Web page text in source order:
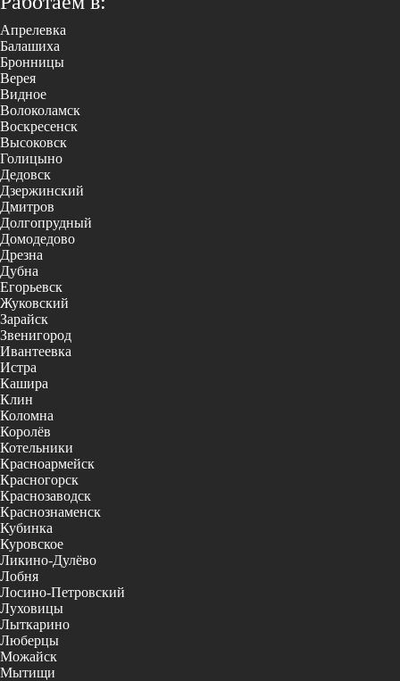
Апрелевка
Балашиха
Бронницы
Верея
Видное
Волоколамск
Воскресенск
Высоковск
Голицыно
Дедовск
Дзержинский
Дмитров
Долгопрудный
Домодедово
Дрезна
Дубна
Егорьевск
Жуковский
Зарайск
Звенигород
Ивантеевка
Истра
Кашира
Клин
Коломна
Королёв
Котельники
Красноармейск
Красногорск
Краснозаводск
Краснознаменск
Кубинка
Куровское
Ликино-Дулёво
Лобня
Лосино-Петровский
Луховицы
Лыткарино
Люберцы
Можайск
Мытищи